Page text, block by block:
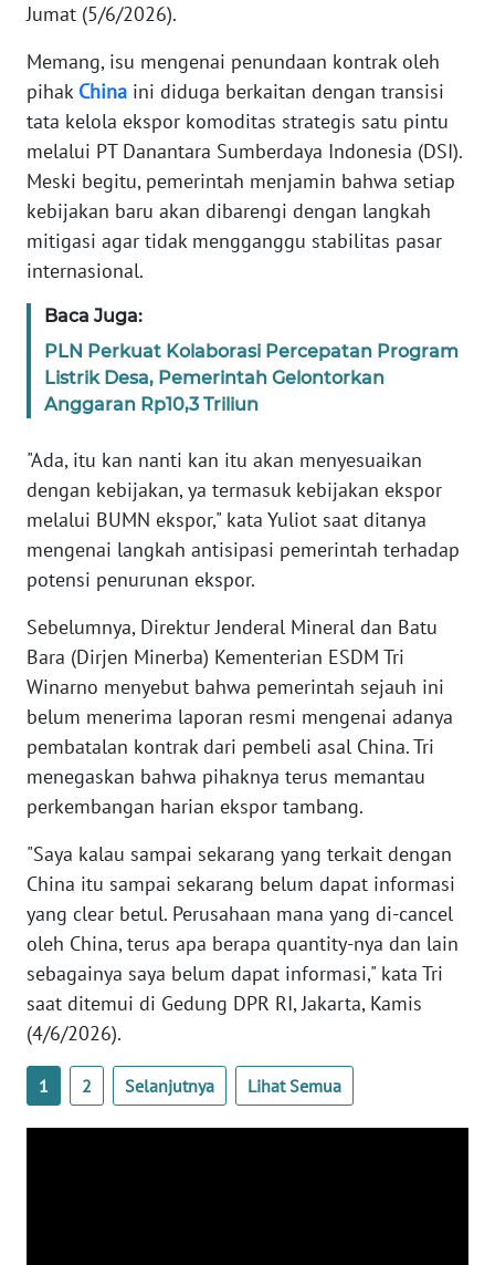
Jumat (5/6/2026).
Memang, isu mengenai penundaan kontrak oleh
pihak China ini diduga berkaitan dengan transisi
tata kelola ekspor komoditas strategis satu pintu
melalui PT Danantara Sumberdaya Indonesia (DSI).
Meski begitu, pemerintah menjamin bahwa setiap
kebijakan baru akan dibarengi dengan langkah
mitigasi agar tidak mengganggu stabilitas pasar
internasional.
Baca Juga:
PLN Perkuat Kolaborasi Percepatan Program
Listrik Desa, Pemerintah Gelontorkan
Anggaran Rp10,3 Triliun
"Ada, itu kan nanti kan itu akan menyesuaikan
dengan kebijakan, ya termasuk kebijakan ekspor
melalui BUMN ekspor," kata Yuliot saat ditanya
mengenai langkah antisipasi pemerintah terhadap
potensi penurunan ekspor.
Sebelumnya, Direktur Jenderal Mineral dan Batu
Bara (Dirjen Minerba) Kementerian ESDM Tri
Winarno menyebut bahwa pemerintah sejauh ini
belum menerima laporan resmi mengenai adanya
pembatalan kontrak dari pembeli asal China. Tri
menegaskan bahwa pihaknya terus memantau
perkembangan harian ekspor tambang.
"Saya kalau sampai sekarang yang terkait dengan
China itu sampai sekarang belum dapat informasi
yang clear betul. Perusahaan mana yang di-cancel
oleh China, terus apa berapa quantity-nya dan lain
sebagainya saya belum dapat informasi," kata Tri
saat ditemui di Gedung DPR RI, Jakarta, Kamis
(4/6/2026).
1 2 Selanjutnya Lihat Semua
SUMUT
WN
JAKARTA
WN
JABAR
BANTEN
WN
NTT
WN
PAPUA
WN
BARAT
WN
RIAU
WN
WN
JAMBI
WN
SULTRA
NTB
WN